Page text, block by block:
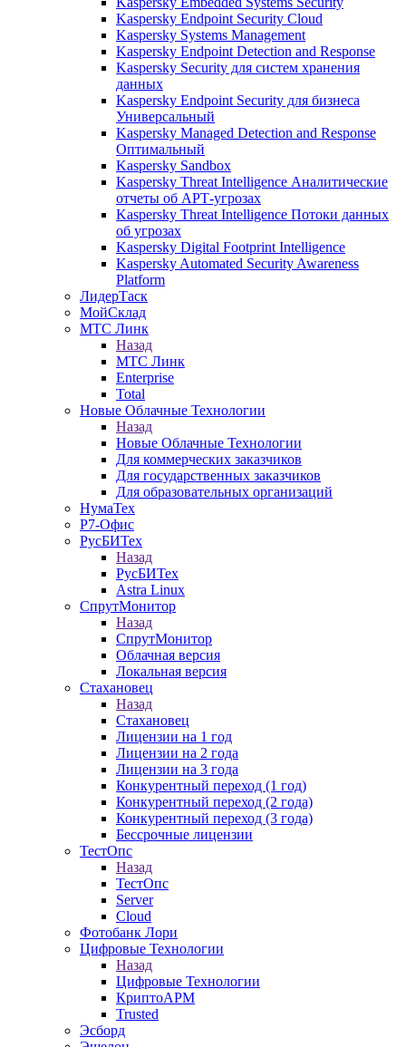
Kaspersky Endpoint Security Cloud
Kaspersky Systems Management
Kaspersky Endpoint Detection and Response
Kaspersky Security для систем хранения
данных
Kaspersky Endpoint Security для бизнеса
Универсальный
Kaspersky Managed Detection and Response
Оптимальный
Kaspersky Sandbox
Kaspersky Threat Intelligence Аналитические
отчеты об АРТ-угрозах
Kaspersky Threat Intelligence Потоки данных
об угрозах
Kaspersky Digital Footprint Intelligence
Kaspersky Automated Security Awareness
Platform
ЛидерТаск
МойСклад
МТС Линк
Назад
МТС Линк
Enterprise
Total
Новые Облачные Технологии
Назад
Новые Облачные Технологии
Для коммерческих заказчиков
Для государственных заказчиков
Для образовательных организаций
НумаТех
Р7-Офис
РусБИТех
Назад
РусБИТех
Astra Linux
СпрутМонитор
Назад
СпрутМонитор
Облачная версия
Локальная версия
Стахановец
Назад
Стахановец
Лицензии на 1 год
Лицензии на 2 года
Лицензии на 3 года
Конкурентный переход (1 год)
Конкурентный переход (2 года)
Конкурентный переход (3 года)
Бессрочные лицензии
ТестОпс
Назад
ТестОпс
Server
Cloud
Фотобанк Лори
Цифровые Технологии
Назад
Цифровые Технологии
КриптоАРМ
Trusted
Эсборд